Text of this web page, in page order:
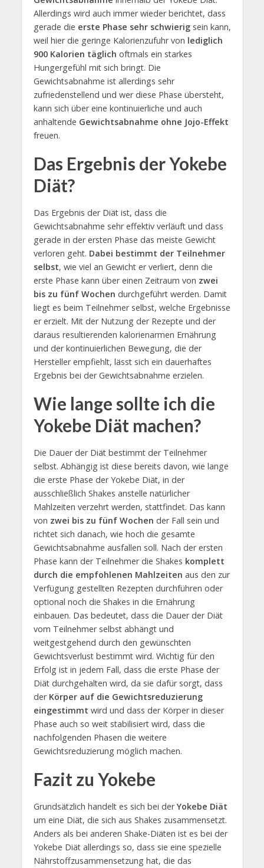
Allerdings wird auch immer wieder berichtet, dass
gerade die erste Phase sehr schwierigsein kann,
weil hier die geringe Kalorienzufuhr von lediglich
900 Kalorien täglich oftmals ein starkes
Hungergefühl mit sich bringt. Die
Gewichtsabnahme ist allerdings sehr
zufriedenstellend und wer diese Phase übersteht,
kann sich über eine kontinuierliche und auch
anhaltende Gewichtsabnahme ohne Jojo-Effekt
freuen.
Das Ergebnis der Yokebe
Diät?
Das Ergebnis der Diät ist, dass die
Gewichtsabnahme sehr effektiv verläuft und dass
gerade in der ersten Phase das meiste Gewicht
verloren geht. Dabei bestimmt der Teilnehmer
selbst, wie viel an Gewicht er verliert, denn die
erste Phase kann über einen Zeitraum von zwei
bis zu fünf Wochen durchgeführt werden. Damit
liegt es beim Teilnehmer selbst, welche Ergebnisse
er erzielt. Mit der Nutzung der Rezepte und der
daraus resultierenden kalorienarmen Ernährung
und der kontinuierlichen Bewegung, die der
Hersteller empfiehlt, lässt sich ein dauerhaftes
Ergebnis bei der Gewichtsabnahme erzielen.
Wie lange sollte ich die
Yokebe Diät machen?
Die Dauer der Diät bestimmt der Teilnehmer
selbst. Abhängig ist diese bereits davon, wie lange
die erste Phase der Yokebe Diät, in der
ausschließlich Shakes anstelle natürlicher
Mahlzeiten verzehrt werden, stattfindet. Das kann
von zwei bis zu fünf Wochen der Fall sein und
richtet sich danach, wie hoch die gesamte
Gewichtsabnahme ausfallen soll. Nach der ersten
Phase kann der Teilnehmer die Shakes komplett
durch die empfohlenen Mahlzeiten aus den zur
Verfügung gestellten Rezepten durchführen oder
optional noch die Shakes in die Ernährung
einbauen. Das bedeutet, dass die Dauer der Diät
vom Teilnehmer selbst abhängt und
weitgestgehend durch den gewünschten
Gewichtsverlust bestimmt wird. Wichtig für den
Erfolg ist in jedem Fall, dass die erste Phase der
Diät durchgehalten wird, da sie dafür sorgt, dass
der Körper auf die Gewichtsreduzierung
eingestimmt wird und dass der Körper in dieser
Phase auch so weit stabilisiert wird, dass die
nachfolgenden Phasen die weitere
Gewichtsreduzierung möglich machen.
Fazit zu Yokebe
Grundsätzlich handelt es sich bei derYokebe Diät
um eine Diät, die sich aus Shakes zusammensetzt.
Anders als bei anderen Shake-Diäten ist es bei der
Yokebe Diät allerdings so, dass sie eine spezielle
Nährstoffzusammensetzung hat, die das